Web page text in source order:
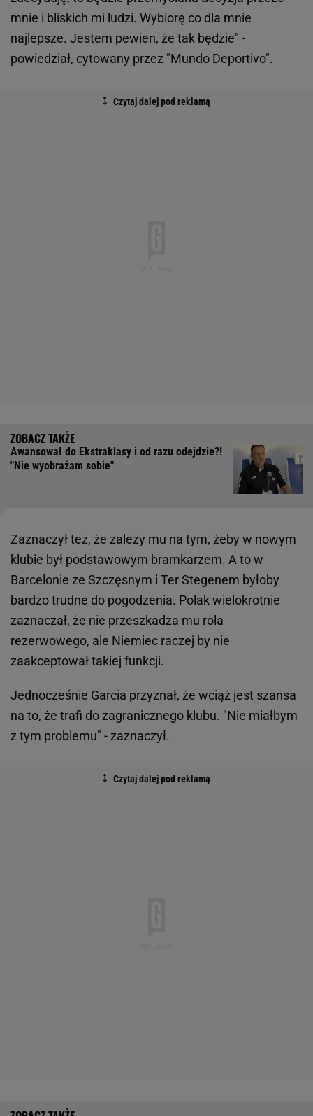
mnie i bliskich mi ludzi. Wybiorę co dla mnie
najlepsze. Jestem pewien, że tak będzie" -
powiedział, cytowany przez "Mundo Deportivo".
Awansował do Ekstraklasy i od razu odejdzie?!
"Nie wyobrażam sobie"
Zaznaczył też, że zależy mu na tym, żeby w nowym
klubie był podstawowym bramkarzem. A to w
Barcelonie ze Szczęsnym i Ter Stegenem byłoby
bardzo trudne do pogodzenia. Polak wielokrotnie
zaznaczał, że nie przeszkadza mu rola
rezerwowego, ale Niemiec raczej by nie
zaakceptował takiej funkcji.
Jednocześnie Garcia przyznał, że wciąż jest szansa
na to, że trafi do zagranicznego klubu. "Nie miałbym
z tym problemu" - zaznaczył.